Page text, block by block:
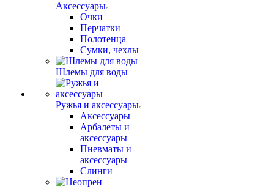
Аксессуары
Очки
Перчатки
Полотенца
Сумки, чехлы
Шлемы для воды
Ружья и аксессуары
Аксессуары
Арбалеты и
аксессуары
Пневматы и
аксессуары
Слинги